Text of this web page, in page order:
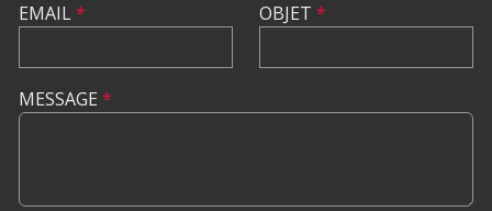
EMAIL* OBJET *
MESSAGE *